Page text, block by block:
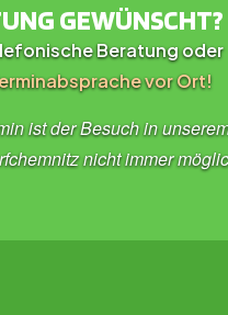
GEWÜNSCHT?
Beratung oder
vor Ort!
ist der Besuch in
nicht immer